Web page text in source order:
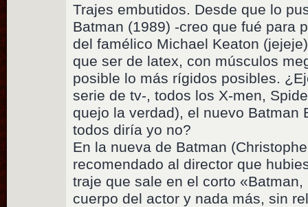
Trajes embutidos. Desde que lo
Batman (1989) -creo que fué para
del famélico Michael Keaton
que ser de latex, con músculos
posible lo más rígidos posibles.
serie de tv-, todos los X-men,
quejo la verdad), el nuevo Batman
todos diría yo no?
En la nueva de Batman
recomendado al director que
traje que sale en el corto
cuerpo del actor y nada más, sin